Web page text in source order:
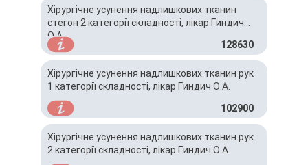
Хірургічне усунення надлишкових тканин
стегон 2 категорії складності, лікар Гиндич
О.А.
128630
Хірургічне усунення надлишкових тканин рук
1 категорії складності, лікар Гиндич О.А.
102900
Хірургічне усунення надлишкових тканин рук
2 категорії складності, лікар Гиндич О.А.